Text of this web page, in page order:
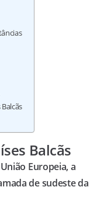
Balcãs
Europeia, a
de sudeste da